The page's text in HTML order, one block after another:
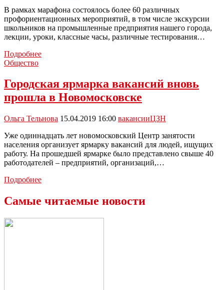
В рамках марафона состоялось более 60 различных
профориентационных мероприятий, в том числе экскурсии
школьников на промышленные предприятия нашего города,
лекции, уроки, классные часы, различные тестирования…
ПодробнееВ
итоги
профориентационного
марафона
Общество
Городская ярмарка вакансий вновь
прошла в Новомосковске
Ольга Тельнова 15.04.2019 16:00 вакансииЦЗН
Уже одиннадцать лет новомосковский Центр занятости
населения организует ярмарку вакансий для людей, ищущих
работу. На прошедшей ярмарке было представлено свыше 40
работодателей – предприятий, организаций,…
ПодробнееГородская
вновь
Самые читаемые новости